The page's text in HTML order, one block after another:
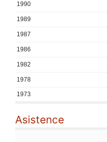
1990
1989
1987
1986
1982
1978
1973
Asistence